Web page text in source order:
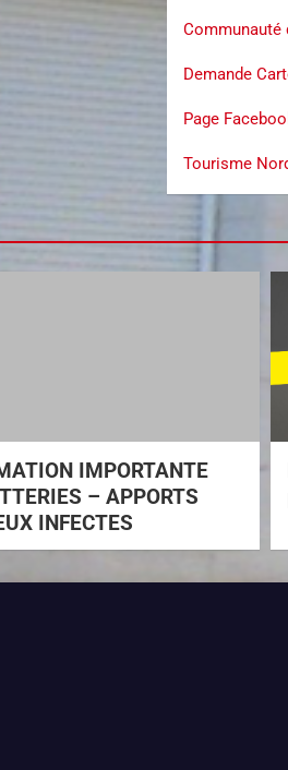
Communauté
Demande
Page
Tourisme
IMPORTANTE
– APPORTS
INFECTES